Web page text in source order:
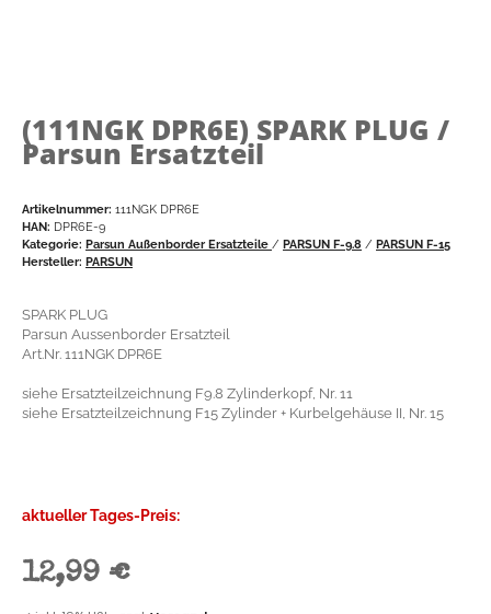
(111NGK DPR6E) SPARK PLUG /
Parsun Ersatzteil
Artikelnummer: 111NGK DPR6E
HAN: DPR6E-9
Kategorie: Parsun Außenborder Ersatzteile / PARSUN F-9.8 / PARSUN F-15
Hersteller: PARSUN
SPARK PLUG
Parsun Aussenborder Ersatzteil
Art.Nr. 111NGK DPR6E
siehe Ersatzteilzeichnung F9.8 Zylinderkopf, Nr. 11
siehe Ersatzteilzeichnung F15 Zylinder + Kurbelgehäuse II, Nr. 15
aktueller Tages-Preis:
12,99 €